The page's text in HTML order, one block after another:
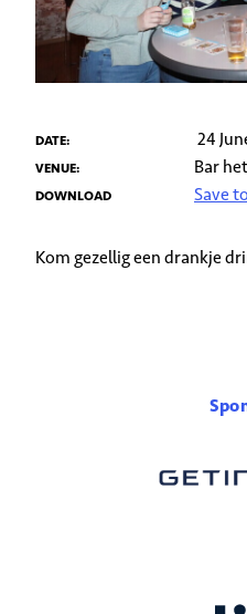
DATE: 24
VENUE: Bar
DOWNLOAD Save
Kom gezellig een drankje